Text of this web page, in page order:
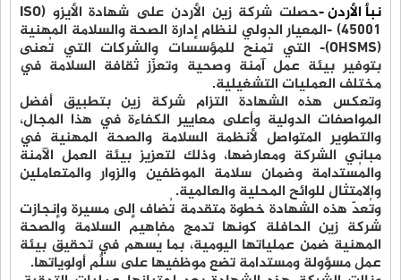
نبأ الأردن - حصلت شركة زين الأردن على شهادة الأيزو (ISO
45001) -المعيار الدولي لنظام إدارة الصحة والسلامة المهنية
(OHSMS)- التي تُمنح للمؤسسات والشركات التي تُعنى
بتوفير بيئة عمل آمنة وصحية وتعزّز ثقافة السلامة في
مختلف العمليات التشغيلية.
وتعكس هذه الشهادة التزام شركة زين بتطبيق أفضل
المواصفات الدولية وأعلى معايير الكفاءة في هذا المجال،
والتطوير المتواصل لأنظمة السلامة والصحة المهنية في
مباني الشركة ومعارضها، وذلك لتعزيز بيئة العمل الآمنة
والمُستدامة وضمان سلامة الموظفين والزوار والمتعاملين
والامتثال للوائح المحلية والعالمية.
وتُعدّ هذه الشهادة خطوة متقدمة تُضاف إلى مسيرة وإنجازت
شركة زين الحافلة كونها تدمج مفاهيم السلامة والصحة
المهنية ضمن عملياتها اليومية، بما يُسهم في تحقيق بيئة
عمل مسؤولة ومستدامة تضع موظفيها على سلًم أولوياتها.